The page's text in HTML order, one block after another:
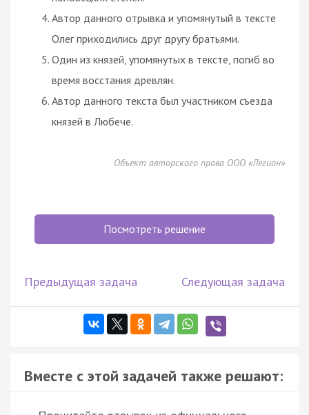
Автор данного отрывка и упомянутый в тексте
Олег приходились друг другу братьями.
Один из князей, упомянутых в тексте, погиб во
время восстания древлян.
Автор данного текста был участником съезда
князей в Любече.
Объект авторского права ООО «Легион»
Посмотреть решение
Предыдущая задача Следующая задача
Вместе с этой задачей также решают: